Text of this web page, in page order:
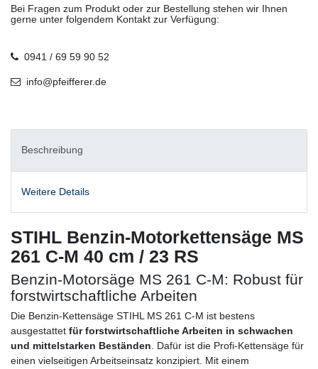
Bei Fragen zum Produkt oder zur Bestellung stehen wir Ihnen
gerne unter folgendem Kontakt zur Verfügung:
0941 / 69 59 90 52
info@pfeifferer.de
Beschreibung
Weitere Details
STIHL Benzin-Motorkettensäge MS
261 C-M 40 cm / 23 RS
Benzin-Motorsäge MS 261 C-M: Robust für
forstwirtschaftliche Arbeiten
Die Benzin-Kettensäge STIHL MS 261 C-M ist bestens
ausgestattet für forstwirtschaftliche Arbeiten in schwachen
und mittelstarken Beständen . Dafür ist die Profi-Kettensäge für
einen vielseitigen Arbeitseinsatz konzipiert. Mit einem